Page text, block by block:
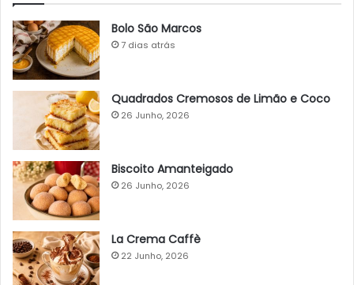
Bolo São Marcos
7 dias atrás
Quadrados Cremosos de Limão e Coco
26 Junho, 2026
Biscoito Amanteigado
26 Junho, 2026
La Crema Caffè
22 Junho, 2026